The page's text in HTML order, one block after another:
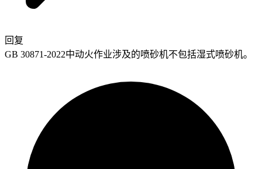
回复
GB 30871-2022中动火作业涉及的喷砂机不包括湿式喷砂机。